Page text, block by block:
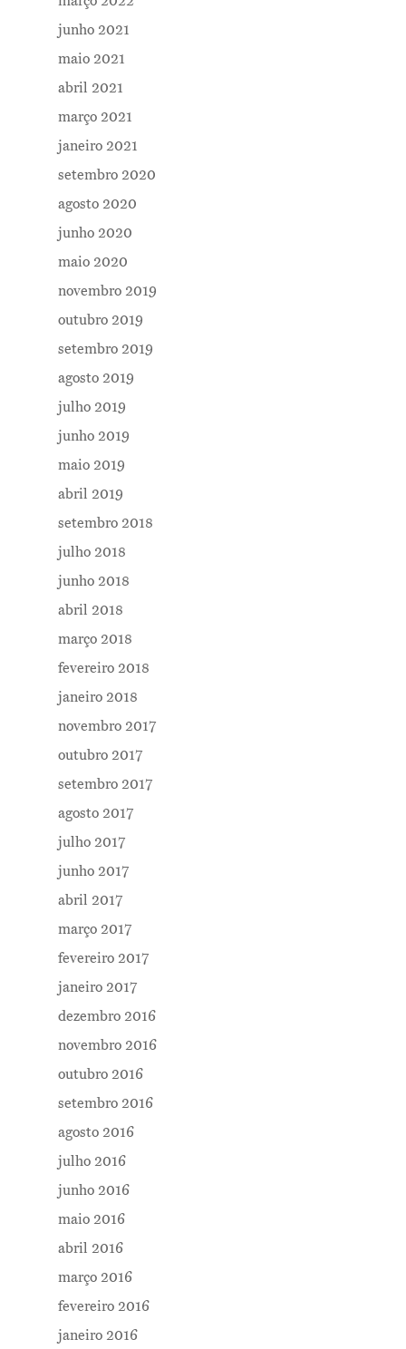
junho 2021
maio 2021
abril 2021
março 2021
janeiro 2021
setembro 2020
agosto 2020
junho 2020
maio 2020
novembro 2019
outubro 2019
setembro 2019
agosto 2019
julho 2019
junho 2019
maio 2019
abril 2019
setembro 2018
julho 2018
junho 2018
abril 2018
março 2018
fevereiro 2018
janeiro 2018
novembro 2017
outubro 2017
setembro 2017
agosto 2017
julho 2017
junho 2017
abril 2017
março 2017
fevereiro 2017
janeiro 2017
dezembro 2016
novembro 2016
outubro 2016
setembro 2016
agosto 2016
julho 2016
junho 2016
maio 2016
abril 2016
março 2016
fevereiro 2016
janeiro 2016